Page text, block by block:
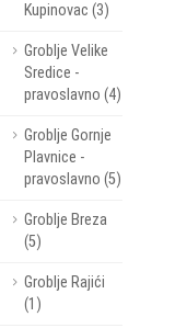
Kupinovac (3)
Groblje Velike
Sredice -
pravoslavno (4)
Groblje Gornje
Plavnice -
pravoslavno (5)
Groblje Breza
(5)
Groblje Rajići
(1)